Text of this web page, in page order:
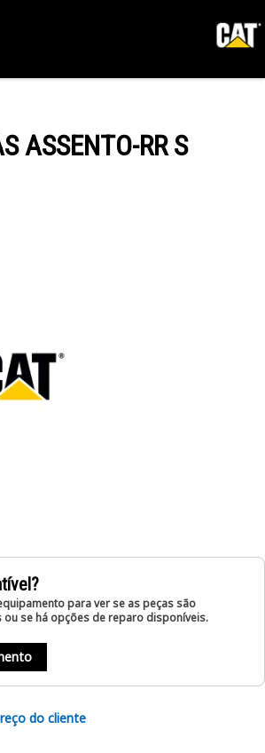
ASSENTO-RR S
para ver se as peças são
ou se há opções de reparo disponíveis.
do cliente